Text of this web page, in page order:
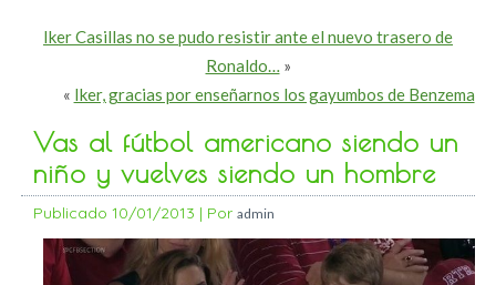
Iker Casillas no se pudo resistir ante el nuevo trasero de
Ronaldo… »
« Iker, gracias por enseñarnos los gayumbos de Benzema
Vas al fútbol americano siendo un
niño y vuelves siendo un hombre
Publicado 10/01/2013 | Por admin